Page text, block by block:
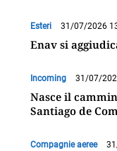
Esteri 31/07/2026
Enav si
Incoming 31/07/
Nasce il
Santiago de
Compagnie aeree